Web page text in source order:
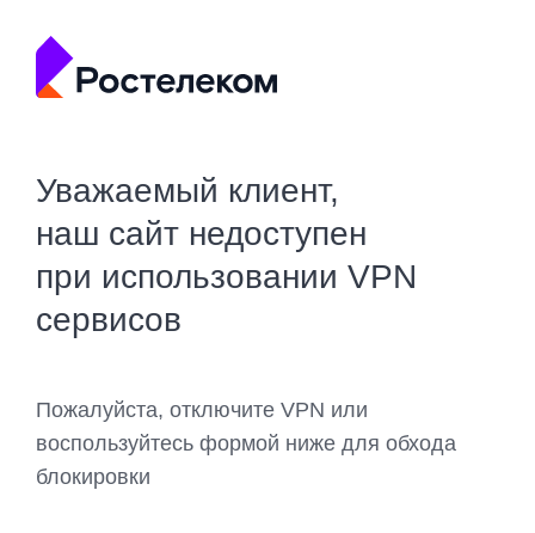
Уважаемый клиент,
наш сайт недоступен
при использовании VPN
сервисов
Пожалуйста, отключите VPN или
воспользуйтесь формой ниже для обхода
блокировки